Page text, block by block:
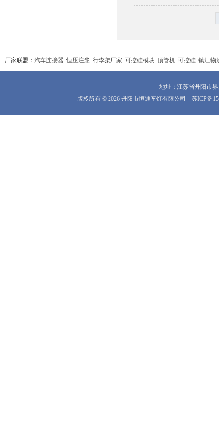
厂家联盟： 汽车连接器 恒压注浆 行李架厂家 可控硅模块 顶管机 可控硅 镇江物
地址：江苏省丹阳市
版权所有 © 2026 丹阳市恒通车灯有限公司 苏ICP备